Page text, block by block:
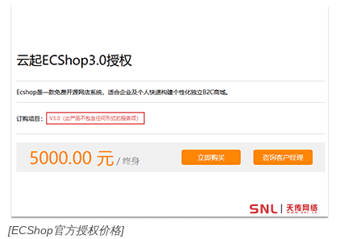
[ECShop官方授权价格]